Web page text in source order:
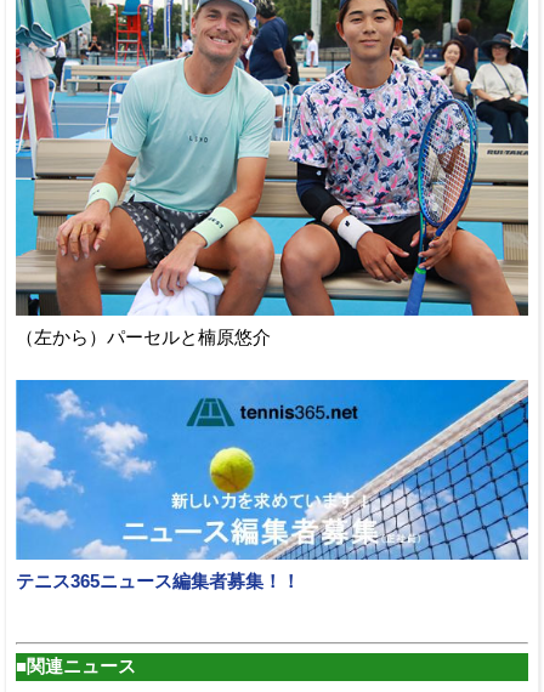
（左から）パーセルと楠原悠介
テニス365ニュース編集者募集！！
■関連ニュース